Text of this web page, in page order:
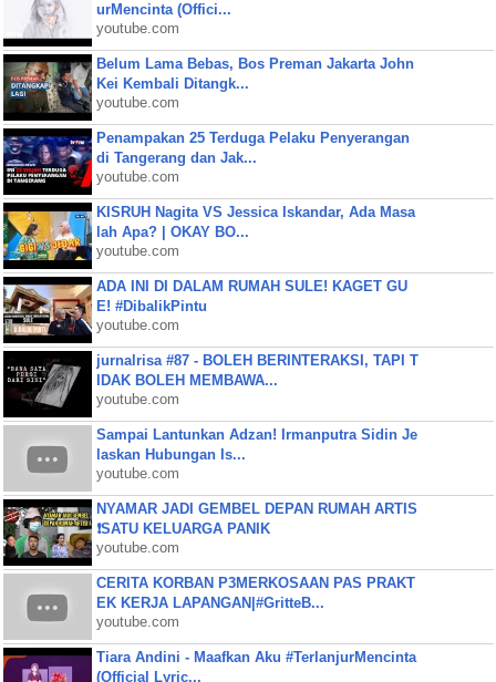
urMencinta (Offici...
youtube.com
Belum Lama Bebas, Bos Preman Jakarta John
Kei Kembali Ditangk...
youtube.com
Penampakan 25 Terduga Pelaku Penyerangan
di Tangerang dan Jak...
youtube.com
KISRUH Nagita VS Jessica Iskandar, Ada Masa
lah Apa? | OKAY BO...
youtube.com
ADA INI DI DALAM RUMAH SULE! KAGET GU
E! #DibalikPintu
youtube.com
jurnalrisa #87 - BOLEH BERINTERAKSI, TAPI T
IDAK BOLEH MEMBAWA...
youtube.com
Sampai Lantunkan Adzan! Irmanputra Sidin Je
laskan Hubungan Is...
youtube.com
NYAMAR JADI GEMBEL DEPAN RUMAH ARTIS
❗SATU KELUARGA PANIK
youtube.com
CERITA KORBAN P3MERKOSAAN PAS PRAKT
EK KERJA LAPANGAN|#GritteB...
youtube.com
Tiara Andini - Maafkan Aku #TerlanjurMencinta
(Official Lyric...